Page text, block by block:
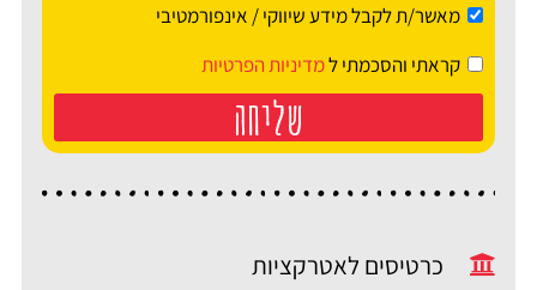
מאשר/ת לקבל מידע שיווקי / אינפורמטיבי
קראתי והסכמתי למדיניות הפרטיות
שליחה
כרטיסים לאטרקציות